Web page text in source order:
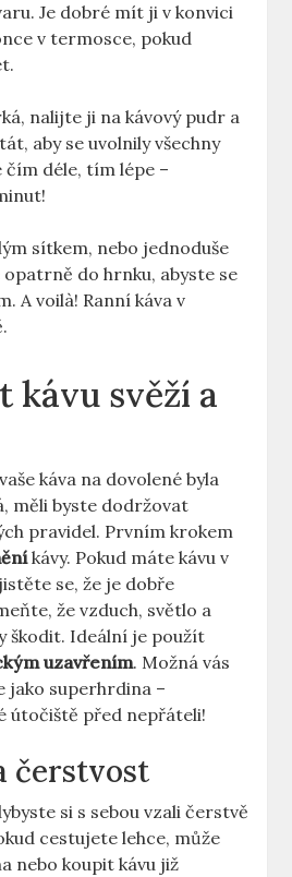
Je dobré mít ji v konvici
v termosce, pokud
nalijte ji na kávový pudr a
aby se uvolnily všechny
čím déle, tím lépe –
sítkem, nebo jednoduše
do hrnku, abyste se
A voilà! Ranní káva v
kávu svěží a
káva na dovolené byla
měli byste dodržovat
pravidel. Prvním krokem
kávy. Pokud máte kávu v
se, že je dobře
že vzduch, světlo a
škodit. Ideální je použít
uzavřením. Možná vás
jako superhrdina –
útočiště před nepřáteli!
čerstvost
si s sebou vzali čerstvě
cestujete lehce, může
nebo koupit kávu již